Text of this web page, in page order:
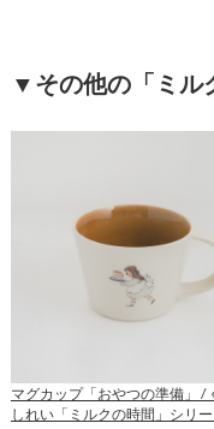
▼その他の「ミル
マグカップ「おやつの準備」 /
しれい「ミルクの時間」シリ